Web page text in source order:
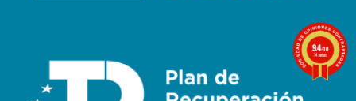
9.4/10
74 notas